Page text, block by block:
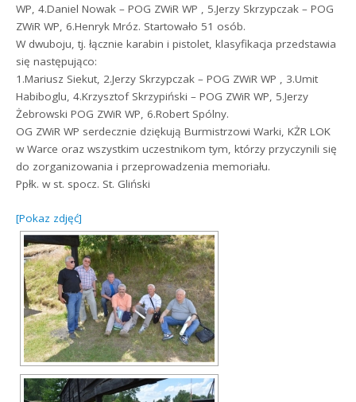
WP, 4.Daniel Nowak – POG ZWiR WP , 5.Jerzy Skrzypczak – POG
ZWiR WP, 6.Henryk Mróz. Startowało 51 osób.
W dwuboju, tj. łącznie karabin i pistolet, klasyfikacja przedstawia
się następująco:
1.Mariusz Siekut, 2.Jerzy Skrzypczak – POG ZWiR WP , 3.Umit
Habiboglu, 4.Krzysztof Skrzypiński – POG ZWiR WP, 5.Jerzy
Żebrowski POG ZWiR WP, 6.Robert Spólny.
OG ZWiR WP serdecznie dziękują Burmistrzowi Warki, KŻR LOK
w Warce oraz wszystkim uczestnikom tym, którzy przyczynili się
do zorganizowania i przeprowadzenia memoriału.
Ppłk. w st. spocz. St. Gliński
[Pokaz zdjęć]